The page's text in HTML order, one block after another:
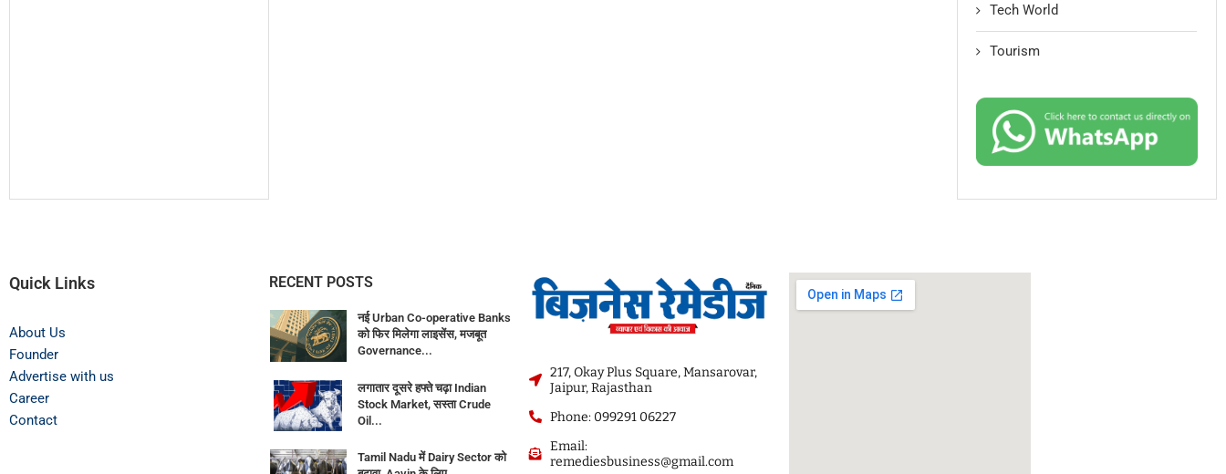
Tech World
Tourism
Quick Links
About Us
Founder
Advertise with us
Career
Contact
RECENT POSTS
नई Urban Co-operative Banks
को फिर मिलेगा लाइसेंस, मजबूत
Governance...
लगातार दूसरे हफ्ते चढ़ा Indian
Stock Market, सस्ता Crude
Oil...
Tamil Nadu में Dairy Sector को
217, Okay Plus Square, Mansarovar,
Jaipur, Rajasthan
Phone: 099291 06227
Email:
remediesbusiness@gmail.com